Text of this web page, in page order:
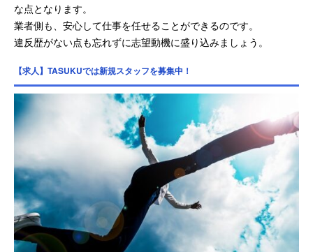
な点となります。
業者側も、安心して仕事を任せることができるのです。
違反歴がない点も忘れずに志望動機に盛り込みましょう。
【求人】TASUKUでは新規スタッフを募集中！